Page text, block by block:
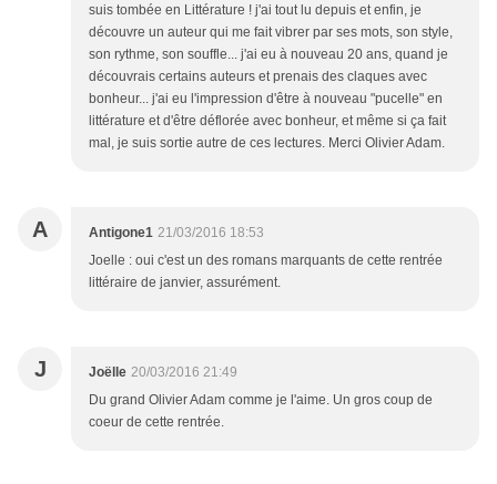
suis tombée en Littérature ! j'ai tout lu depuis et enfin, je
découvre un auteur qui me fait vibrer par ses mots, son style,
son rythme, son souffle... j'ai eu à nouveau 20 ans, quand je
découvrais certains auteurs et prenais des claques avec
bonheur... j'ai eu l'impression d'être à nouveau "pucelle" en
littérature et d'être déflorée avec bonheur, et même si ça fait
mal, je suis sortie autre de ces lectures. Merci Olivier Adam.
A Antigone1 21/03/2016 18:53
Joelle : oui c'est un des romans marquants de cette rentrée
littéraire de janvier, assurément.
J Joëlle 20/03/2016 21:49
Du grand Olivier Adam comme je l'aime. Un gros coup de
coeur de cette rentrée.